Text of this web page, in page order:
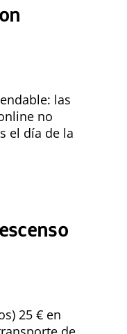
las
no
el día de la
25 € en